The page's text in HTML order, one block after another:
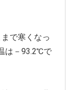
で寒くなっ
は－93.2℃で